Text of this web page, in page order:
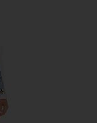
ORIGINAL